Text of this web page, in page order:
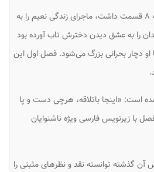
«پوست شیر» در فصل اول که ۸ قسمت داشت، ماجرای زندگی نعیم را به
را به عشق دیدن دخترش تاب آورده بود
او دچار بحرانی بزرگ می‌شود. فصل اول این
است: «اینجا باتلاقه، هرچی دست و پا
با زیرنویس فارسی ویژه ناشنوایان
گذشته توانسته نقد و نظرهای مثبتی را